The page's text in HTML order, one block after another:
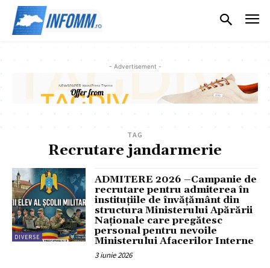
- Advertisement -
TAG
Recrutare jandarmerie
DIVERSE
ADMITERE 2026 –Campanie de
recrutare pentru admiterea în
instituțiile de învățământ din
structura Ministerului Apărării
Naționale care pregătesc
personal pentru nevoile
Ministerului Afacerilor Interne
3 iunie 2026